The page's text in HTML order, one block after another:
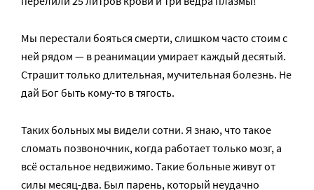
Мы перестали бояться смерти, слишком часто стоим с
ней рядом — в реанимации умирает каждый десятый.
Страшит только длительная, мучительная болезнь. Не
дай Бог быть кому­-то в тягость.
Таких больных мы видели сотни. Я знаю, что такое
сломать позвоночник, когда работает только мозг, а
всё остальное недвижимо. Такие больные живут от
силы месяц­-два. Был парень, который неудачно